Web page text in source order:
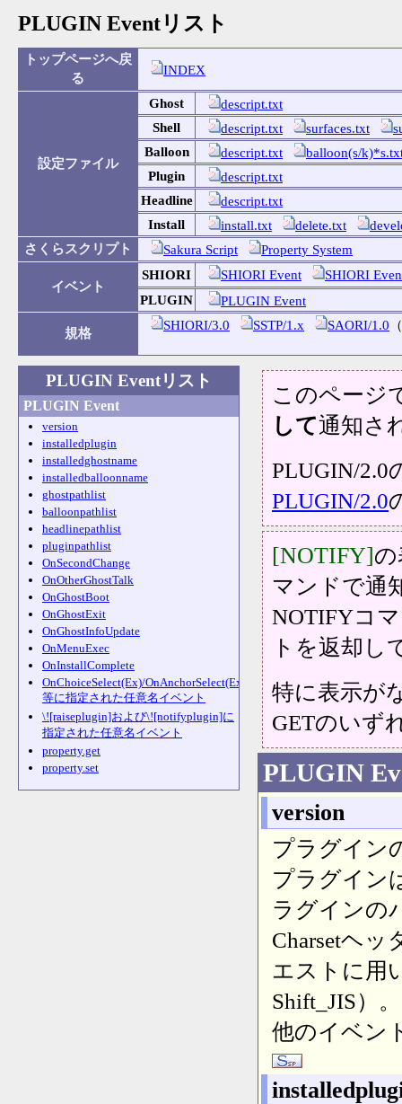
PLUGIN Eventリスト
トップページへ戻
る
INDEX
設定ファイル
Ghost
descript.txt
Shell
descript.txt surfaces.txt
Balloon
descript.txt
balloon(s/
Plugin
descript.txt
Headline
descript.txt
Install
install.txt delete.txt
さくらスクリプト
Sakura Script Property System
イベント
SHIORI SHIORI Event
SHIORI
PLUGIN
PLUGIN Event
規格
SHIORI/3.0 SSTP/1.x SAORI/1.0
PLUGIN Eventリスト
PLUGIN Event
version
installedplugin
installedghostname
installedballoonname
ghostpathlist
balloonpathlist
headlinepathlist
pluginpathlist
OnSecondChange
OnOtherGhostTalk
OnGhostBoot
OnGhostExit
OnGhostInfoUpdate
OnMenuExec
OnInstallComplete
OnChoiceSelect(Ex)/OnAnchorSelect(Ex)/\q
等に指定された任意名イベント
\![raiseplugin]および\![notifyplugin]に
指定された任意名イベント
property.get
property.set
このページ
して通知さ
PLUGIN/2.0
PLUGIN/2.0
[NOTIFY]
マンドで通
NOTIFYコ
トを返却し
特に表示が
GETのいず
PLUGIN
version
プラグイン
プラグイン
ラグインの
Charsetヘ
エストに用
Shift_JIS）。
他のイベン